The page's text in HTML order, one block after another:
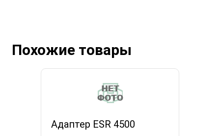
Похожие товары
Адаптер ESR 4500